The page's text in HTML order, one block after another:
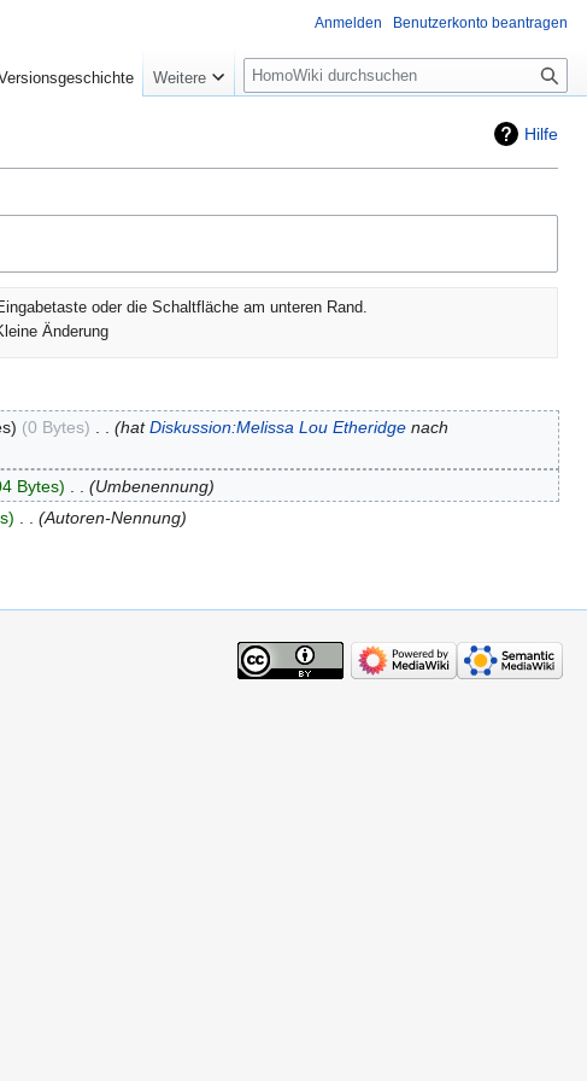
Hilfe
oder die Schaltfläche am unteren Rand.
Änderung
0 Bytes hatDiskussion:Melissa Lou Etheridgenach
Bytes
Umbenennung
Autoren-Nennung
Anmelden Benutzerkonto beantragen
Weitere
Suche